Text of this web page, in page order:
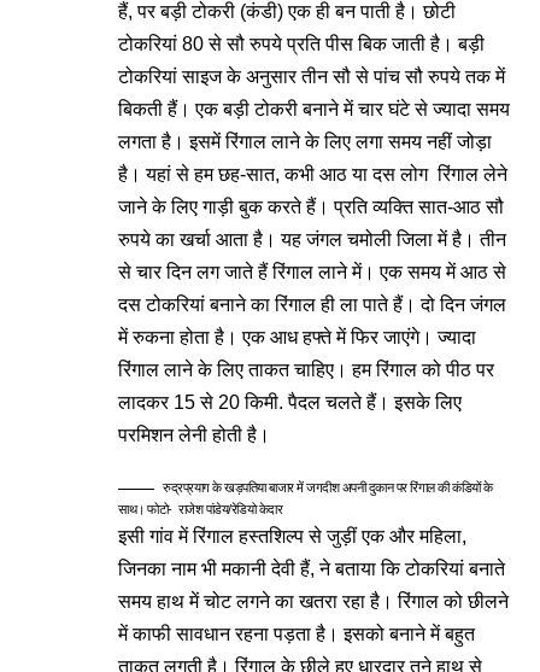
हैं, पर बड़ी टोकरी (कंडी) एक ही बन पाती है। छोटी
टोकरियां 80 से सौ रुपये प्रति पीस बिक जाती है। बड़ी
टोकरियां साइज के अनुसार तीन सौ से पांच सौ रुपये तक में
बिकती हैं। एक बड़ी टोकरी बनाने में चार घंटे से ज्यादा समय
लगता है। इसमें रिंगाल लाने के लिए लगा समय नहीं जोड़ा
है। यहां से हम छह-सात, कभी आठ या दस लोग रिंगाल लेने
जाने के लिए गाड़ी बुक करते हैं। प्रति व्यक्ति सात-आठ सौ
रुपये का खर्चा आता है। यह जंगल चमोली जिला में है। तीन
से चार दिन लग जाते हैं रिंगाल लाने में। एक समय में आठ से
दस टोकरियां बनाने का रिंगाल ही ला पाते हैं। दो दिन जंगल
में रुकना होता है। एक आध हफ्ते में फिर जाएंगे। ज्यादा
रिंगाल लाने के लिए ताकत चाहिए। हम रिंगाल को पीठ पर
लादकर 15 से 20 किमी. पैदल चलते हैं। इसके लिए
परमिशन लेनी होती है।
रुद्रप्रयाग के खड़पतिया बाजार में जगदीश अपनी दुकान पर रिंगाल की कंडियों के
साथ। फोटो- राजेश पांडेय/रेडियो केदार
इसी गांव में रिंगाल हस्तशिल्प से जुड़ीं एक और महिला,
जिनका नाम भी मकानी देवी हैं, ने बताया कि टोकरियां बनाते
समय हाथ में चोट लगने का खतरा रहा है। रिंगाल को छीलने
में काफी सावधान रहना पड़ता है। इसको बनाने में बहुत
ताकत लगती है। रिंगाल के छीले हुए धारदार तने हाथ से